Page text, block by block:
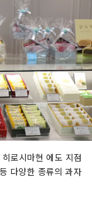
로시마현 에도 지점
다양한 종류의 과자